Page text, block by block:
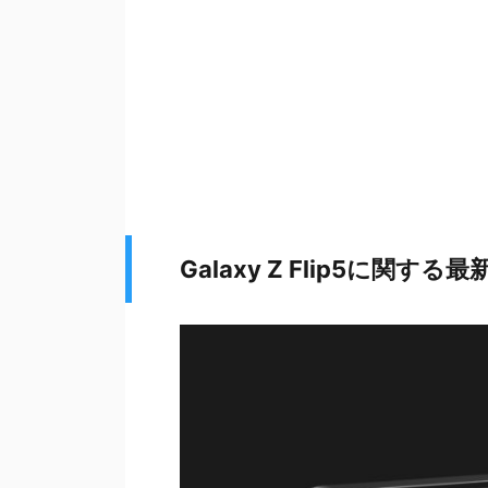
Galaxy Z Flip5に関する最